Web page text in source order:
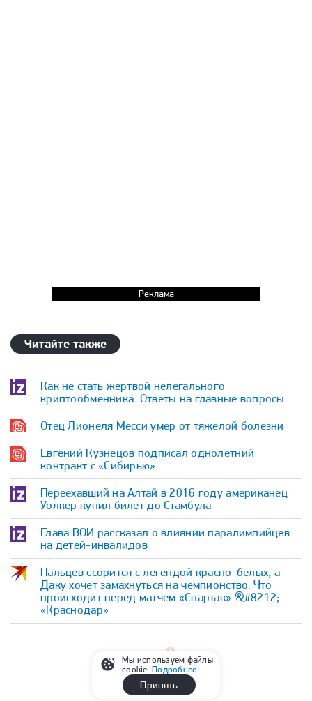
Реклама
Читайте также
Как не стать жертвой нелегального
криптообменника. Ответы на главные вопросы
Отец Лионеля Месси умер от тяжелой болезни
Евгений Кузнецов подписал однолетний
контракт с «Сибирью»
Переехавший на Алтай в 2016 году американец
Уолкер купил билет до Стамбула
Глава ВОИ рассказал о влиянии паралимпийцев
на детей-инвалидов
Пальцев ссорится с легендой красно-белых, а
Даку хочет замахнуться на чемпионство. Что
происходит перед матчем «Спартак» &#8212;
«Краснодар»
Мы используем файлы
cookie.Подробнее
Принять